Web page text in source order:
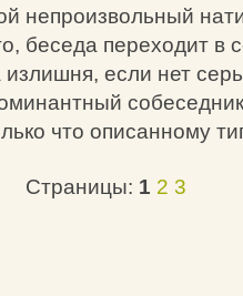
непроизвольный
беседа переходит в
если нет
что описанному
Страницы: 1 2 3